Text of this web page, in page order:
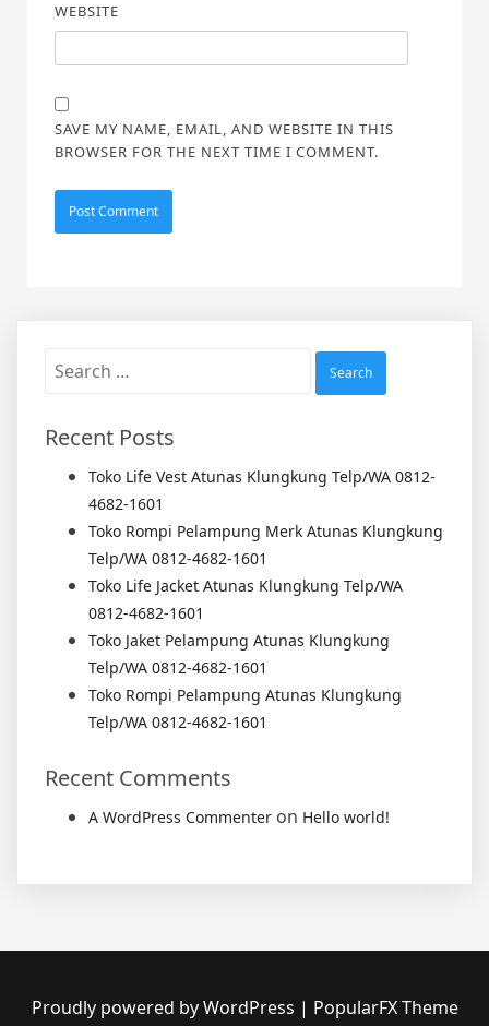
WEBSITE
SAVE MY NAME, EMAIL, AND WEBSITE IN THIS
BROWSER FOR THE NEXT TIME I COMMENT.
Search
Recent Posts
Toko Life Vest Atunas Klungkung Telp/WA 0812-
4682-1601
Toko Rompi Pelampung Merk Atunas Klungkung
Telp/WA 0812-4682-1601
Toko Life Jacket Atunas Klungkung Telp/WA
0812-4682-1601
Toko Jaket Pelampung Atunas Klungkung
Telp/WA 0812-4682-1601
Toko Rompi Pelampung Atunas Klungkung
Telp/WA 0812-4682-1601
Recent Comments
A WordPress Commenter on Hello world!
Proudly powered by WordPress | PopularFX Theme